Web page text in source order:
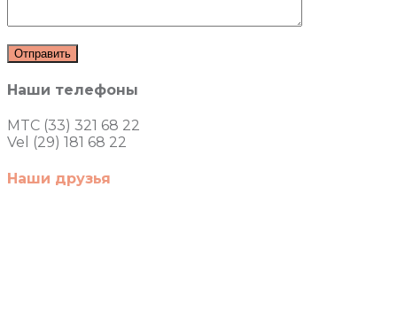
Наши телефоны
MTC (33) 321 68 22
Vel (29) 181 68 22
Наши друзья